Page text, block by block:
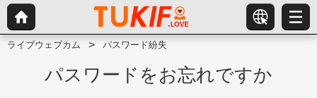
ライブウェブカム パスワード紛失
パスワードをお忘れですか